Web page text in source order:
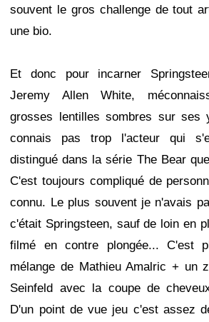
souvent le gros challenge de tout
une bio.
Et donc pour incarner
Jeremy Allen White,
grosses lentilles sombres sur ses
connais pas trop l'acteur qui
distingué dans la série The Bear
C'est toujours compliqué de
connu. Le plus souvent je n'avais
c'était Springsteen, sauf de loin en
filmé en contre plongée... C'est
mélange de Mathieu Amalric + un
Seinfeld avec la coupe de
D'un point de vue jeu c'est assez